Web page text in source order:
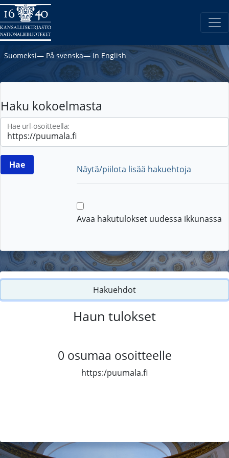
Suomeksi― På svenska― In English
Haku kokoelmasta
Hae url-osoitteella:
Näytä/piilota lisää hakuehtoja
Avaa hakutulokset uudessa ikkunassa
Hakuehdot
Haun tulokset
0 osumaa osoitteelle
https:/puumala.fi